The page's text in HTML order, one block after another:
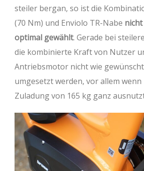
steiler bergan, so ist die
(70 Nm) und Enviolo TR-Nabe
optimal gewählt. Gerade bei
die kombinierte Kraft von Nutzer
Antriebsmotor nicht wie
umgesetzt werden, vor allem wenn
Zuladung von 165 kg ganz